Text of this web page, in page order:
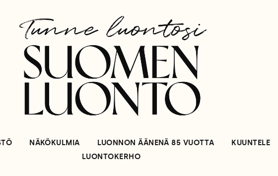
NÄKÖKULMIA LUONNON ÄÄNENÄ 85 VUOTTA KUUNTELE
LUONTOKERHO